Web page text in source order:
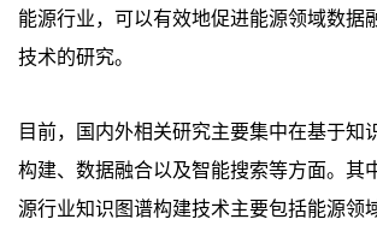
能源行业，可以有效地促进能源领域数据
技术的研究。
目前，国内外相关研究主要集中在基于知
构建、数据融合以及智能搜索等方面。其
源行业知识图谱构建技术主要包括能源领